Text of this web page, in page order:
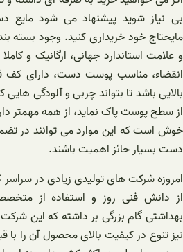
بی ‌نیاز شوید پیشنهاد می‌ شود مایع
مایحتاج خود خریداری کنید. وجود بسته
و علامت استاندارد جهانی، ارگانیک و
انقضاء، مناسب پوست دست، دارای کف
بالایی باشد تا بتواند چربی و آلودگی
از سطح پوست پاک نماید، از همه مهمتر
خوش است که این موارد می توانند در
دست بسیار حائز اهمیت باشند.
امروزه شرکت های تولیدی زیادی در سراسر
از دانش فنی روز و استفاده از
بهداشتی گام بزرگی بر داشته که این
نیز تنوع در کیفیت بالای محصول آن را